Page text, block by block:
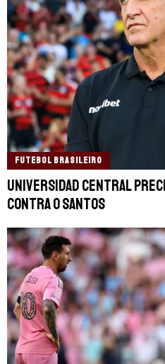
FUTEBOL BRASILEIRO
Universidad Central
contra o Santos